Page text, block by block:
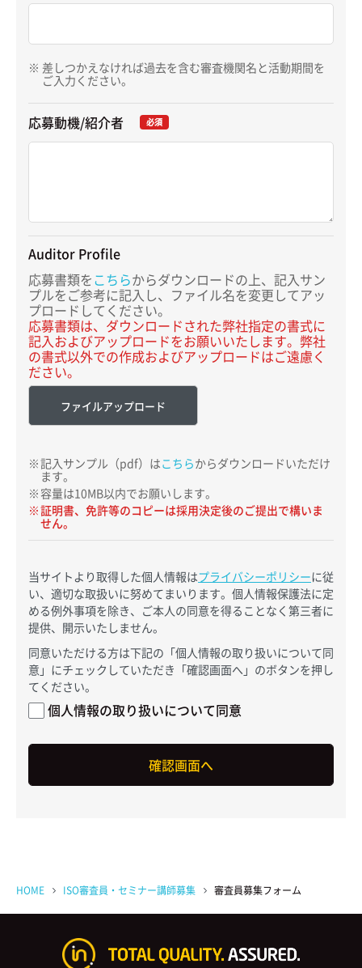
差しつかえなければ過去を含む審査機関名と活動期間を
ご入力ください。
応募動機/紹介者 必須
Auditor Profile
ファイルアップロード
応募書類をこちらからダウンロードの上、記入サン
プルをご参考に記入し、ファイル名を変更してアッ
プロードしてください。
応募書類は、ダウンロードされた弊社指定の書式に
記入およびアップロードをお願いいたします。弊社
の書式以外での作成およびアップロードはご遠慮く
ださい。
記入サンプル（pdf）はこちらからダウンロードいただけ
ます。
容量は10MB以内でお願いします。
証明書、免許等のコピーは採用決定後のご提出で構いま
せん。
当サイトより取得した個人情報はプライバシーポリシーに従
い、適切な取扱いに努めてまいります。個人情報保護法に定
める例外事項を除き、ご本人の同意を得ることなく第三者に
提供、開示いたしません。
同意いただける方は下記の「個人情報の取り扱いについて同
意」にチェックしていただき「確認画面へ」のボタンを押し
てください。
個人情報の取り扱いについて同意
HOME ISO審査員・セミナー講師募集 審査員募集フォーム